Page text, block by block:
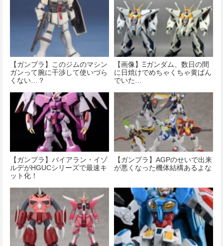
【ガンプラ】このジムのマシン
ガンって腕に干渉して使いづら
くない…？
【画像】Ξガンダム、数日の間
に日焼けでめちゃくちゃ黄ばん
でいた…
【ガンプラ】バイアラン・イゾ
ルデがHGUCシリーズで最速キ
ット化！
【ガンプラ】AGPのせいで出来
が悪くなった機体結構あるよな